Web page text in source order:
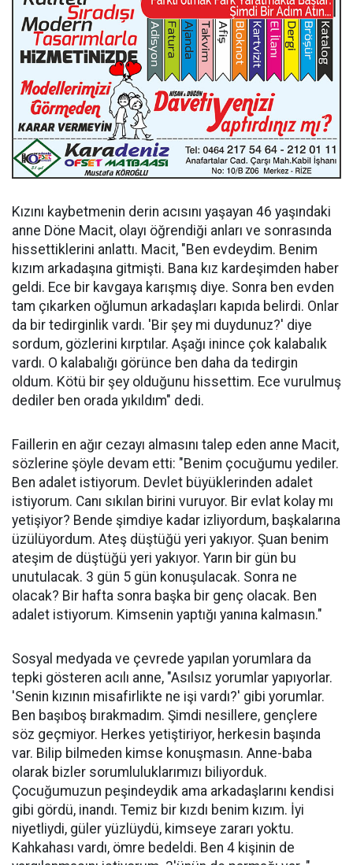
Kızını kaybetmenin derin acısını yaşayan 46 yaşındaki
anne Döne Macit, olayı öğrendiği anları ve sonrasında
hissettiklerini anlattı. Macit, "Ben evdeydim. Benim
kızım arkadaşına gitmişti. Bana kız kardeşimden haber
geldi. Ece bir kavgaya karışmış diye. Sonra ben evden
tam çıkarken oğlumun arkadaşları kapıda belirdi. Onlar
da bir tedirginlik vardı. 'Bir şey mi duydunuz?' diye
sordum, gözlerini kırptılar. Aşağı inince çok kalabalık
vardı. O kalabalığı görünce ben daha da tedirgin
oldum. Kötü bir şey olduğunu hissettim. Ece vurulmuş
dediler ben orada yıkıldım" dedi.
Faillerin en ağır cezayı almasını talep eden anne Macit,
sözlerine şöyle devam etti: "Benim çocuğumu yediler.
Ben adalet istiyorum. Devlet büyüklerinden adalet
istiyorum. Canı sıkılan birini vuruyor. Bir evlat kolay mı
yetişiyor? Bende şimdiye kadar izliyordum, başkalarına
üzülüyordum. Ateş düştüğü yeri yakıyor. Şuan benim
ateşim de düştüğü yeri yakıyor. Yarın bir gün bu
unutulacak. 3 gün 5 gün konuşulacak. Sonra ne
olacak? Bir hafta sonra başka bir genç olacak. Ben
adalet istiyorum. Kimsenin yaptığı yanına kalmasın."
Sosyal medyada ve çevrede yapılan yorumlara da
tepki gösteren acılı anne, "Asılsız yorumlar yapıyorlar.
'Senin kızının misafirlikte ne işi vardı?' gibi yorumlar.
Ben başıboş bırakmadım. Şimdi nesillere, gençlere
söz geçmiyor. Herkes yetiştiriyor, herkesin başında
var. Bilip bilmeden kimse konuşmasın. Anne-baba
olarak bizler sorumluluklarımızı biliyorduk.
Çocuğumuzun peşindeydik ama arkadaşlarını kendisi
gibi gördü, inandı. Temiz bir kızdı benim kızım. İyi
niyetliydi, güler yüzlüydü, kimseye zararı yoktu.
Kahkahası vardı, ömre bedeldi. Ben 4 kişinin de